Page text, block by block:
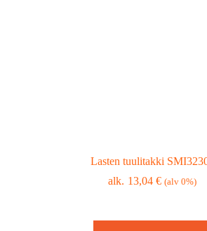
Lasten tuulitakki
13,04€ (alv 0%)